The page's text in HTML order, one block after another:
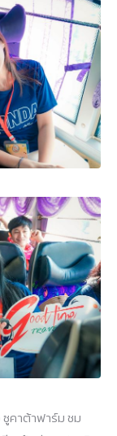
คาต้าฟาร์ม ชม